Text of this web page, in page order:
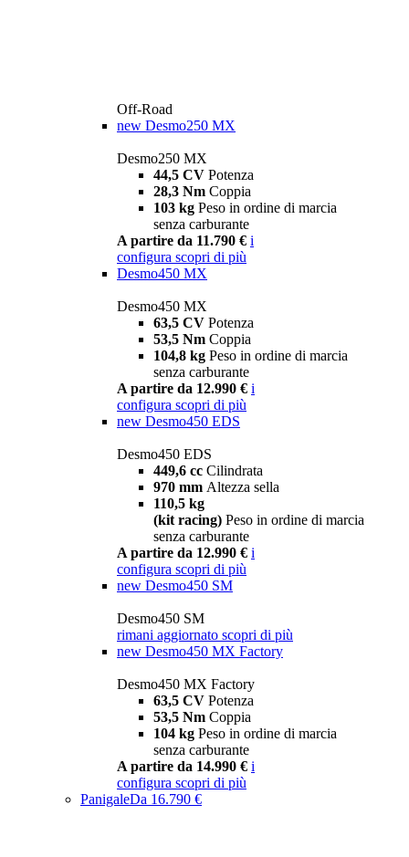
Off-Road
new Desmo250 MX
Desmo250 MX
44,5 CV Potenza
28,3 Nm Coppia
103 kg Peso in ordine di marcia
senza carburante
A partire da 11.790 € i
configura scopri di più
Desmo450 MX
Desmo450 MX
63,5 CV Potenza
53,5 Nm Coppia
104,8 kg Peso in ordine di marcia
senza carburante
A partire da 12.990 € i
configura scopri di più
new Desmo450 EDS
Desmo450 EDS
449,6 cc Cilindrata
970 mm Altezza sella
110,5 kg
(kit racing) Peso in ordine di marcia
senza carburante
A partire da 12.990 € i
configura scopri di più
new Desmo450 SM
Desmo450 SM
rimani aggiornato scopri di più
new Desmo450 MX Factory
Desmo450 MX Factory
63,5 CV Potenza
53,5 Nm Coppia
104 kg Peso in ordine di marcia
senza carburante
A partire da 14.990 € i
configura scopri di più
PanigaleDa 16.790 €